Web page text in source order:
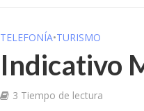
TELEFONÍA•TURISMO
Indicativo
3 Tiempo de lectura